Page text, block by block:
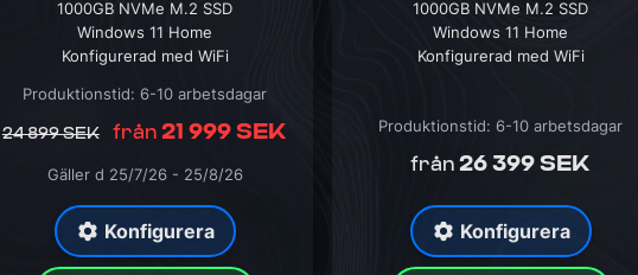
1000GB NVMe M.2 SSD
Windows 11 Home
Konfigurerad med WiFi
24 899 SEK från 21 999 SEK
Produktionstid: 6-10 arbetsdagar
Gäller d 25/7/26 - 25/8/26
Konfigurera
1000GB NVMe M.2 SSD
Windows 11 Home
Konfigurerad med WiFi
från 26 399 SEK
Produktionstid: 6-10 arbetsdagar
Konfigurera